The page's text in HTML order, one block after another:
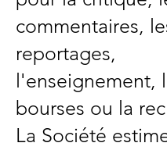
commentaires,
reportages,
l'enseignement,
bourses ou la
La Société